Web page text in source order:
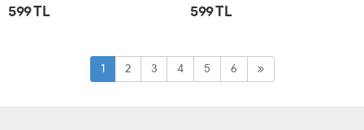
599 TL 599 TL
1 2 3 4 5 6